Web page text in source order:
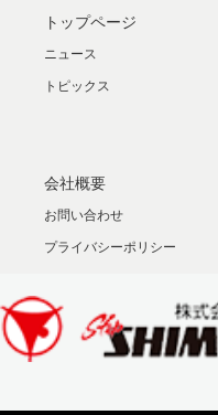
トップページ
ニュース
トピックス
会社概要
お問い合わせ
プライバシーポリシー